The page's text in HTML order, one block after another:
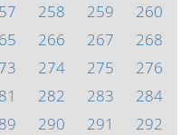
258 259
260
266 267
268
274 275
276
282 283
284
290 291
292